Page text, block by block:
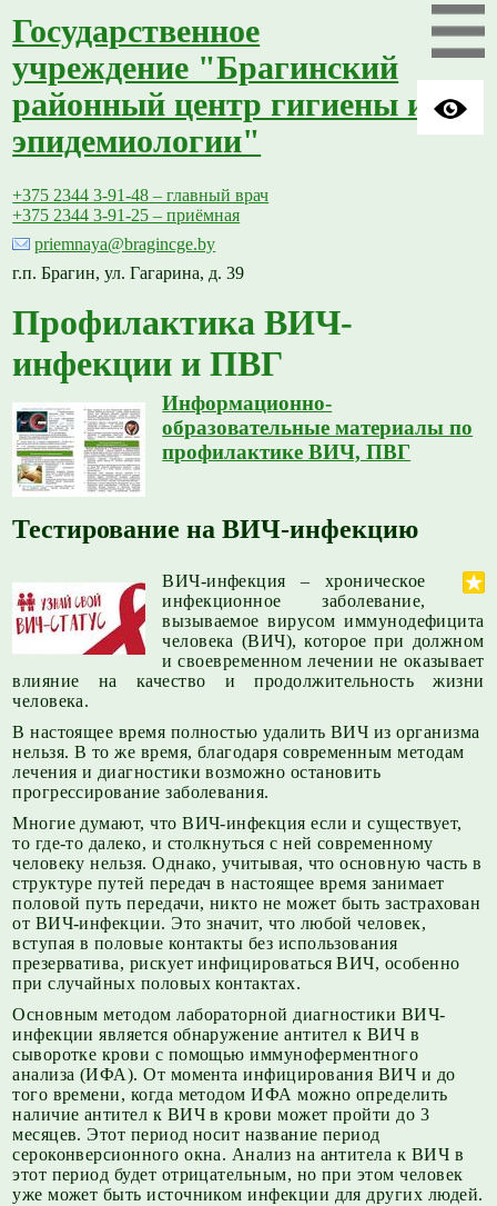
Государственное
учреждение "Брагинский
районный центр гигиены и
эпидемиологии"
+375 2344 3-91-48 – главный врач
+375 2344 3-91-25 – приёмная
priemnaya@bragincge.by
г.п. Брагин, ул. Гагарина, д. 39
Профилактика ВИЧ-
инфекции и ПВГ
Информационно-
образовательные материалы по
профилактике ВИЧ, ПВГ
Тестирование на ВИЧ-инфекцию
ВИЧ-инфекция – хроническое
инфекционное заболевание,
вызываемое вирусом иммунодефицита
человека (ВИЧ), которое при должном
и своевременном лечении не оказывает
влияние на качество и продолжительность жизни
человека.
В настоящее время полностью удалить ВИЧ из организма
нельзя. В то же время, благодаря современным методам
лечения и диагностики возможно остановить
прогрессирование заболевания.
Многие думают, что ВИЧ-инфекция если и существует,
то где-то далеко, и столкнуться с ней современному
человеку нельзя. Однако, учитывая, что основную часть в
структуре путей передач в настоящее время занимает
половой путь передачи, никто не может быть застрахован
от ВИЧ-инфекции. Это значит, что любой человек,
вступая в половые контакты без использования
презерватива, рискует инфицироваться ВИЧ, особенно
при случайных половых контактах.
Основным методом лабораторной диагностики ВИЧ-
инфекции является обнаружение антител к ВИЧ в
сыворотке крови с помощью иммуноферментного
анализа (ИФА). От момента инфицирования ВИЧ и до
того времени, когда методом ИФА можно определить
наличие антител к ВИЧ в крови может пройти до 3
месяцев. Этот период носит название период
сероконверсионного окна. Анализ на антитела к ВИЧ в
этот период будет отрицательным, но при этом человек
уже может быть источником инфекции для других людей.